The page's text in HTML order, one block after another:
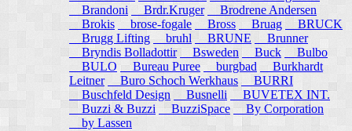
Brandoni
Brdr.Kruger
Brodrene Andersen
Brokis
brose-fogale Bross Bruag
BRUCK
Brugg Lifting
bruhl BRUNE
Brunner
Bryndis Bolladottir
Bsweden Buck
Bulbo
BULO
Bureau Puree burgbad
Burkhardt
Leitner
Buro Schoch Werkhaus
BURRI
Buschfeld Design
Busnelli
BUVETEX INT.
Buzzi & Buzzi
BuzziSpace By Corporation
by Lassen